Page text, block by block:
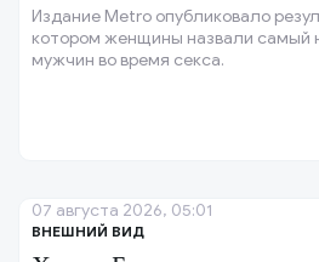
Издание Metro опубликовало
котором женщины назвали самый
мужчин во время секса.
ВНЕШНИЙ ВИД
07 августа 2026, 05:01